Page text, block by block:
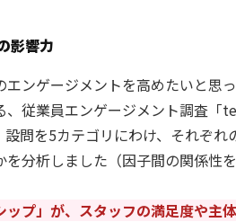
影響力
ンゲージメントを高めたいと思
、従業員エンゲージメント調査
問を5カテゴリにわけ、それぞ
分析しました（因子間の関係性
ップ」が、スタッフの満足度や